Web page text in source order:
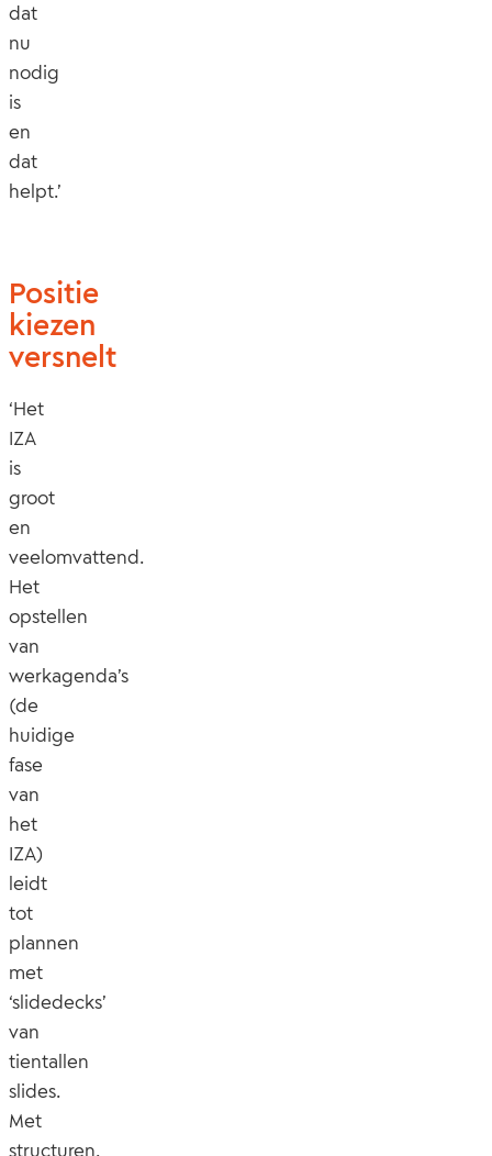
dat
nu
nodig
is
en
dat
helpt.’
Positie
kiezen
versnelt
‘Het
IZA
is
groot
en
veelomvattend.
Het
opstellen
van
werkagenda’s
(de
huidige
fase
van
het
IZA)
leidt
tot
plannen
met
‘slidedecks’
van
tientallen
slides.
Met
structuren,